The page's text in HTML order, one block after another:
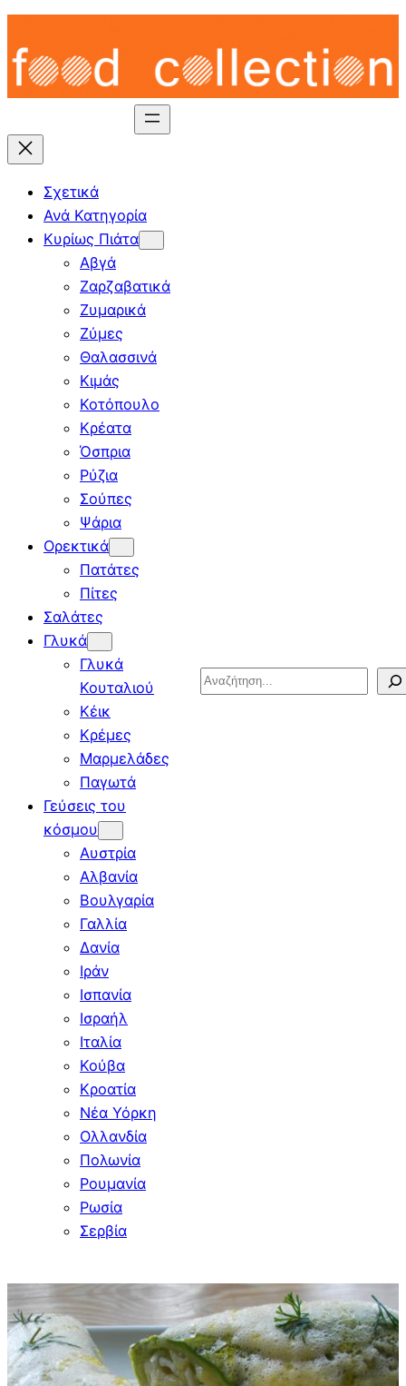
Skip
content
Σχετικά
Ανά Κατηγορία
Κυρίως Πιάτα
Αβγά
Ζαρζαβατικά
Ζυμαρικά
Ζύμες
Θαλασσινά
Κιμάς
Κοτόπουλο
Κρέατα
Όσπρια
Ρύζια
Σούπες
Ψάρια
Ορεκτικά
Πατάτες
Πίτες
Σαλάτες
Γλυκά
Γλυκά
Κουταλιού
Κέικ
Κρέμες
Μαρμελάδες
Παγωτά
Γεύσεις του
κόσμου
Αυστρία
Αλβανία
Βουλγαρία
Γαλλία
Δανία
Ιράν
Ισπανία
Ισραήλ
Ιταλία
Κούβα
Κροατία
Νέα Υόρκη
Ολλανδία
Πολωνία
Ρουμανία
Ρωσία
Σερβία
Search